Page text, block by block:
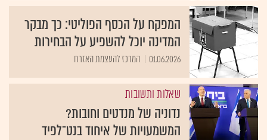
המפקח על הכסף הפוליטי: כך מבקר
המדינה יוכל להשפיע על הבחירות
01.06.2026 המרכז להעצמת האזרח
שאלות ותשובות
נדוניה של מנדטים וחובות?
המשמעויות של איחוד בנט־לפיד